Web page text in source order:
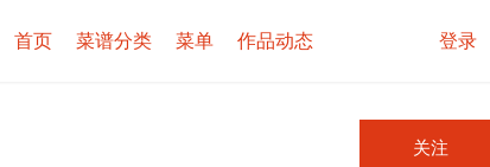
首页 菜谱分类 菜单 作品动态 登录
关注